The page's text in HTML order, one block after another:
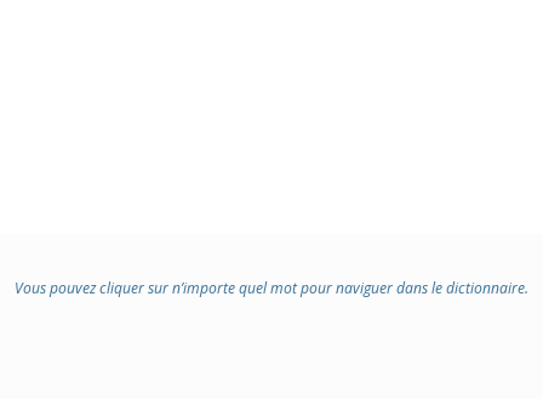
Vous pouvez cliquer sur n’importe quel mot pour naviguer dans le dictionnaire.